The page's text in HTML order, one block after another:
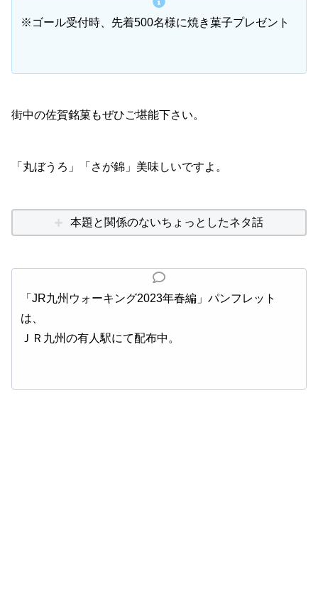
※ゴール受付時、先着500名様に焼き菓子プレゼント
街中の佐賀銘菓もぜひご堪能下さい。
「丸ぼうろ」「さが錦」美味しいですよ。
本題と関係のないちょっとしたネタ話
「JR九州ウォーキング2023年春編」パンフレット
は、
ＪＲ九州の有人駅にて配布中。